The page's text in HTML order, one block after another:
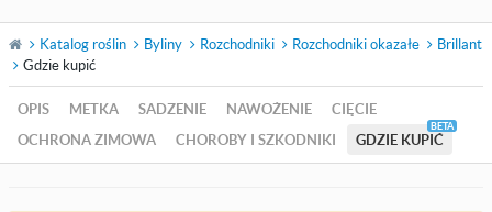
Katalog roślin Byliny Rozchodniki Rozchodniki okazałe
Brillant
Gdzie kupić
OPIS METKA SADZENIE NAWOŻENIE
CIĘCIE
OCHRONA ZIMOWA
CHOROBY I SZKODNIKI GDZIE KUPIĆ